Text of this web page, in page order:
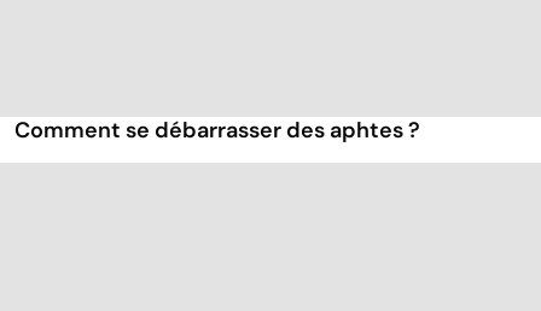
Comment se débarrasser des aphtes ?